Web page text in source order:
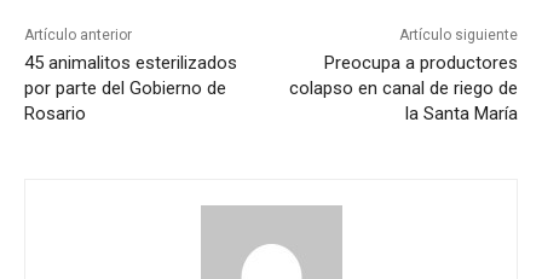
Artículo anterior
45 animalitos esterilizados
por parte del Gobierno de
Rosario
Artículo siguiente
Preocupa a productores
colapso en canal de riego de
la Santa María